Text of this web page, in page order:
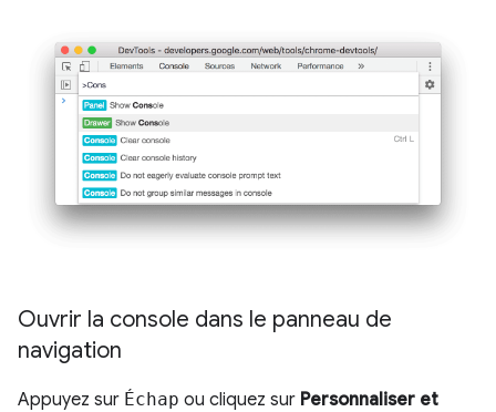
Ouvrir la console dans le panneau de
navigation
Appuyez sur Échap ou cliquez sur Personnaliser et